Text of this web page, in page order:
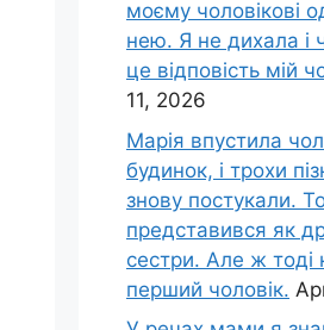
моєму чоловікові
нею. Я не дихала і
це відповість мій
11, 2026
Марія впустила
будинок, і трохи
знову постукали.
представився як
сестри. Але ж тоді
перший чоловік.